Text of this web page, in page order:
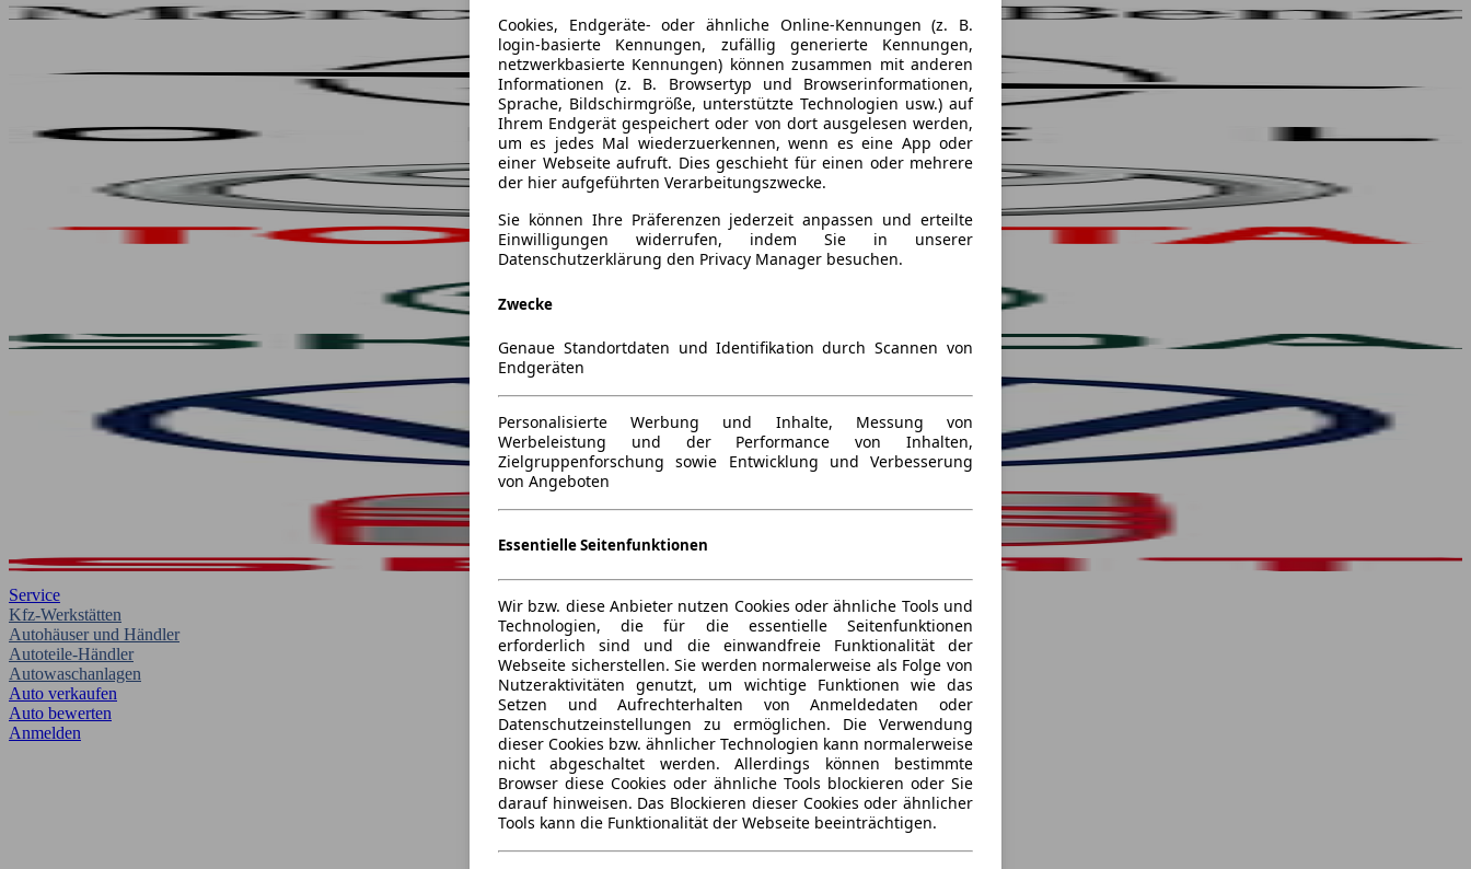
Service
Kfz-Werkstätten
Autohäuser und Händler
Autoteile-Händler
Autowaschanlagen
Auto verkaufen
Auto bewerten
Anmelden
Cookies, Endgeräte- oder ähnliche Online-Kennungen (z. B.
login-basierte Kennungen, zufällig generierte Kennungen,
netzwerkbasierte Kennungen) können zusammen mit anderen
Informationen (z. B. Browsertyp und Browserinformationen,
Sprache, Bildschirmgröße, unterstützte Technologien usw.) auf
Ihrem Endgerät gespeichert oder von dort ausgelesen werden,
um es jedes Mal wiederzuerkennen, wenn es eine App oder
einer Webseite aufruft. Dies geschieht für einen oder mehrere
der hier aufgeführten Verarbeitungszwecke.
Sie können Ihre Präferenzen jederzeit anpassen und erteilte
Einwilligungen widerrufen, indem Sie in unserer
Datenschutzerklärung den Privacy Manager besuchen.
Zwecke
Genaue Standortdaten und Identifikation durch Scannen von
Endgeräten
Personalisierte Werbung und Inhalte, Messung von
Werbeleistung und der Performance von Inhalten,
Zielgruppenforschung sowie Entwicklung und Verbesserung
von Angeboten
Essentielle Seitenfunktionen
Wir bzw. diese Anbieter nutzen Cookies oder ähnliche Tools und
Technologien, die für die essentielle Seitenfunktionen
erforderlich sind und die einwandfreie Funktionalität der
Webseite sicherstellen. Sie werden normalerweise als Folge von
Nutzeraktivitäten genutzt, um wichtige Funktionen wie das
Setzen und Aufrechterhalten von Anmeldedaten oder
Datenschutzeinstellungen zu ermöglichen. Die Verwendung
dieser Cookies bzw. ähnlicher Technologien kann normalerweise
nicht abgeschaltet werden. Allerdings können bestimmte
Browser diese Cookies oder ähnliche Tools blockieren oder Sie
darauf hinweisen. Das Blockieren dieser Cookies oder ähnlicher
Tools kann die Funktionalität der Webseite beeinträchtigen.